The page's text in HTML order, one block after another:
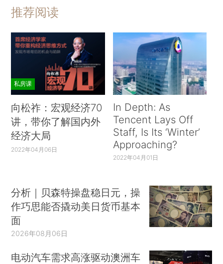
推荐阅读
私房课
向松祚：宏观经济70
讲，带你了解国内外
经济大局
2022年04月06日
In Depth: As
Tencent Lays Off
Staff, Is Its ‘Winter’
Approaching?
2022年04月01日
分析｜贝森特操盘稳日元，操
作巧思能否撬动美日货币基本
面
2026年08月06日
电动汽车需求高涨驱动澳洲车